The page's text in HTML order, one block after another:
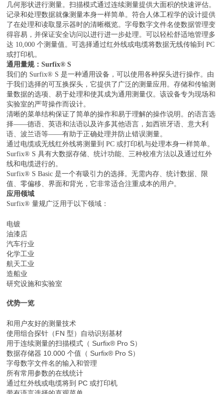
几何形状进行测量。扫描模式通过连续测量提供大面积的快速评估。
记录和处理数据就像测量本身一样简单。符合人体工程学的设计提供
了在处理和读取显示器时的清晰概览。字母数字文件名使数据管理变
得容易，并保证安全访问以进行进一步处理。可以轻松舒适地管理多
达 10,000 个测量值。可选择通过红外线或电缆将数据无线传输到 PC
或打印机。
通用量规：Surfix® S
我们的 Surfix® S 是一种通用设备，可以使用各种探头进行操作。由
于我们选择的可互换探头，它提供了广泛的测量应用。存储和传输测
量数据的选项、易于处理和使其成为通用测量仪。该设备专为现场和
实验室的严苛操作而设计。
清晰的菜单结构保证了简单的操作和易于理解的操作说明。的语言选
择——德语、英语和法语以及许多其他语言，如西班牙语、意大利
语、波兰语等——有助于正确处理并防止错误测量。
通过电缆或无线红外线将测量到 PC 或打印机与处理本身一样简单。
Surfix® S 具有大数据存储、统计功能、三种校准方法以及通过红外
线和电缆进行的。
Surfix® S Basic 是一个有吸引力的选择。无需内存、统计数据、限
值、零偏移、界面和背光，它非常适合注重成本的用户。
应用领域
Surfix® 量规广泛用于以下领域：
电镀
油漆店
汽车行业
化学工业
航天工业
造船业
研究设施和实验室
优势一览
和用户友好的测量技术
使用组合探针（FN 型）自动识别基材
用于连续测量的扫描模式（ Surfix® Pro S）
数据存储器 10.000 个值（ Surfix® Pro S）
字母数字文件名的输入和管理
所有常用参数的在线统计
通过红外线或电缆将到 PC 或打印机